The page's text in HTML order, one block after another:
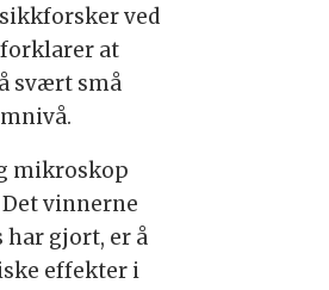
ved
at
svært små
mikroskop
vinnerne
gjort, er å
effekter i